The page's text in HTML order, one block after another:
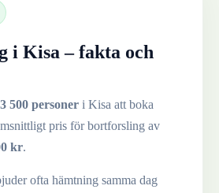
i Kisa – fakta och
3 500 personer i Kisa att boka
pris för bortforsling av
kr.
ofta hämtning samma dag